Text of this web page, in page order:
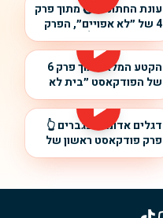
עונת החתונות 💍 מתוך פרק
4 של ״לא אפויים״, הפרק
המלא בערוץ 🎙️👆
#פודקאסט
הקטע המלא מתוך פרק 6
של הפודקאסט ״בית לא
מושלם״, זמין בערוץ ובכל
הפלטפורמות #פודקאסט
דגלים אדומים בגברים 👆
פרק פודקאסט ראשון של
״אין קונספט״ - תהל כהן
המלא בערוץ